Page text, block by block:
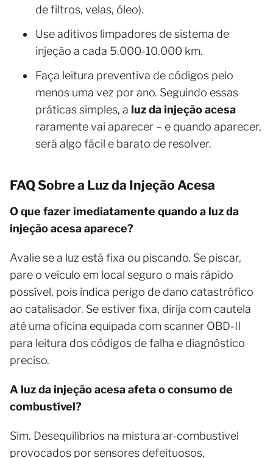
de filtros, velas, óleo).
Use aditivos limpadores de sistema de
injeção a cada 5.000-10.000 km.
Faça leitura preventiva de códigos pelo
menos uma vez por ano. Seguindo essas
práticas simples, a luz da injeção acesa
raramente vai aparecer – e quando aparecer,
será algo fácil e barato de resolver.
FAQ Sobre a Luz da Injeção Acesa
O que fazer imediatamente quando a luz da
injeção acesa aparece?
Avalie se a luz está fixa ou piscando. Se piscar,
pare o veículo em local seguro o mais rápido
possível, pois indica perigo de dano catastrófico
ao catalisador. Se estiver fixa, dirija com cautela
até uma oficina equipada com scanner OBD-II
para leitura dos códigos de falha e diagnóstico
preciso.
A luz da injeção acesa afeta o consumo de
combustível?
Sim. Desequilíbrios na mistura ar-combustível
provocados por sensores defeituosos,